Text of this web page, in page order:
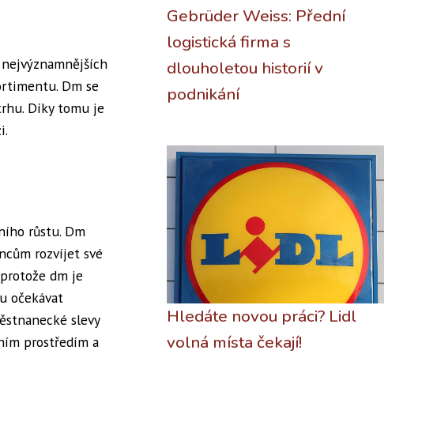
Dm se
Díky tomu je
růstu. Dm
rozvíjet své
dm je
očekávat
slevy
prostředím a
Gebrüder Weiss: Přední
logistická firma s
dlouholetou historií v
podnikání
Hledáte novou práci? Lidl
volná místa čekají!